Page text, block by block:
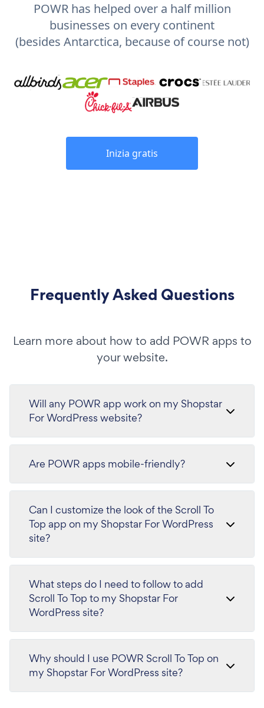
POWR has helped over a half million
businesses on every continent
(besides Antarctica, because of course not)
Inizia gratis
Frequently Asked Questions
Learn more about how to add POWR apps to
your website.
Will any POWR app work on my Shopstar
For WordPress website?
Are POWR apps mobile-friendly?
Can I customize the look of the Scroll To
Top app on my Shopstar For WordPress
site?
What steps do I need to follow to add
Scroll To Top to my Shopstar For
WordPress site?
Why should I use POWR Scroll To Top on
my Shopstar For WordPress site?